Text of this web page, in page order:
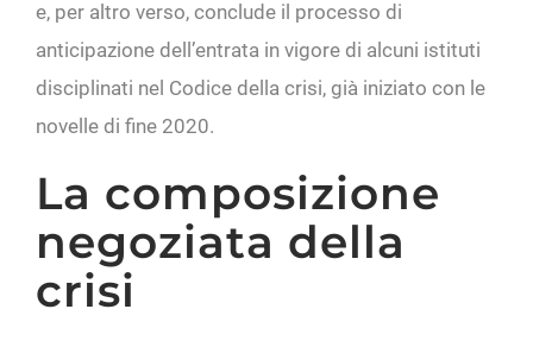
e, per altro verso, conclude il processo di
anticipazione dell’entrata in vigore di alcuni istituti
disciplinati nel Codice della crisi, già iniziato con le
novelle di fine 2020.
La composizione
negoziata della
crisi